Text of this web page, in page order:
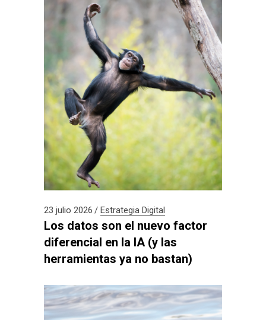
23 julio 2026 Estrategia Digital
Los datos son el nuevo factor
diferencial en la IA (y las
herramientas ya no bastan)